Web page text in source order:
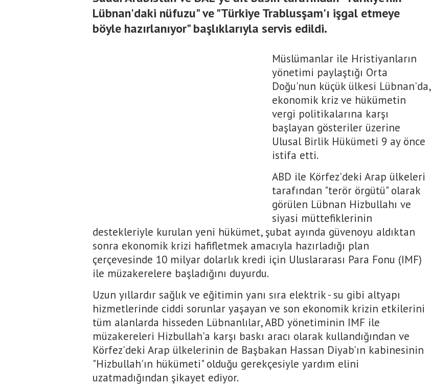
Lübnan'daki nüfuzu" ve "Türkiye Trablusşam'ı işgal etmeye
böyle hazırlanıyor" başlıklarıyla servis edildi.
Müslümanlar ile Hristiyanların
yönetimi paylaştığı Orta
Doğu'nun küçük ülkesi Lübnan'da,
ekonomik kriz ve hükümetin
vergi politikalarına karşı
başlayan gösteriler üzerine
Ulusal Birlik Hükümeti 9 ay önce
istifa etti.
ABD ile Körfez'deki Arap ülkeleri
tarafından "terör örgütü" olarak
görülen Lübnan Hizbullahı ve
siyasi müttefiklerinin
destekleriyle kurulan yeni hükümet, şubat ayında güvenoyu aldıktan
sonra ekonomik krizi hafifletmek amacıyla hazırladığı plan
çerçevesinde 10 milyar dolarlık kredi için Uluslararası Para Fonu (IMF)
ile müzakerelere başladığını duyurdu.
Uzun yıllardır sağlık ve eğitimin yanı sıra elektrik - su gibi altyapı
hizmetlerinde ciddi sorunlar yaşayan ve son ekonomik krizin etkilerini
tüm alanlarda hisseden Lübnanlılar, ABD yönetiminin IMF ile
müzakereleri Hizbullah'a karşı baskı aracı olarak kullandığından ve
Körfez'deki Arap ülkelerinin de Başbakan Hassan Diyab'ın kabinesinin
"Hizbullah'ın hükümeti" olduğu gerekçesiyle yardım elini
uzatmadığından şikayet ediyor.